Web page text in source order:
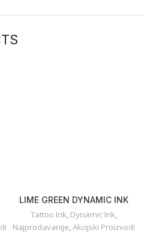
LIME GREEN DYNAMIC INK
Tattoo Ink Dynamic Ink
Najprodavanije Akcijski Proizvodi